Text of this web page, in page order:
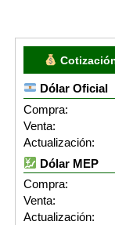
Dólar Oficial
Compra:
Venta:
Actualización:
Dólar MEP
Compra:
Venta:
Actualización: